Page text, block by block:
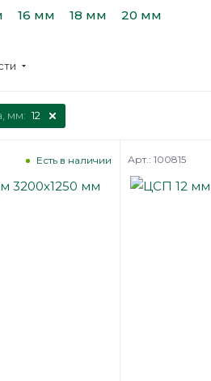
16 мм 18 мм 20 мм
мм: 12
Есть в наличии Арт.: 100815